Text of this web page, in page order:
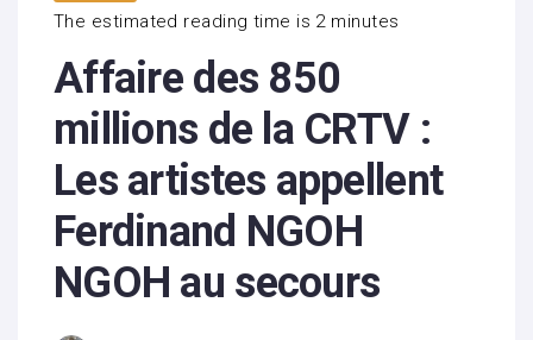
The estimated reading time is 2 minutes
Affaire des 850
millions de la CRTV :
Les artistes appellent
Ferdinand NGOH
NGOH au secours